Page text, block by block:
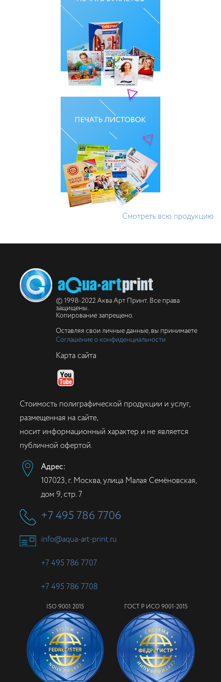
Смотреть всю продукцию
© 1998-2022 Аква Арт Принт. Все права
защищены.
Копирование запрещено.
Оставляя свои личные данные, вы принимаете
Соглашение о конфиденциальности
Карта сайта
Стоимость полиграфической продукции и услуг,
размещенная на сайте,
носит информационный характер и не является
публичной офертой.
Адрес:
107023, г. Москва, улица Малая Семёновская,
дом 9, стр. 7
+7 495 786 7706
info@aqua-art-print.ru
+7 495 786 7707
+7 495 786 7708
ISO 9001:2015 ГОСТ Р ИСО 9001-2015